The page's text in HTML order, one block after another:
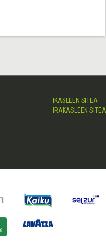
IKASLEEN SITEA
IRAKASLEEN SITEA